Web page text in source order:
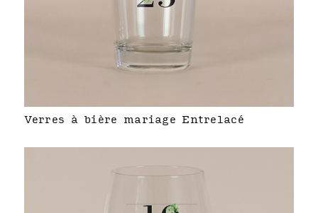
Verres à bière mariage Entrelacé